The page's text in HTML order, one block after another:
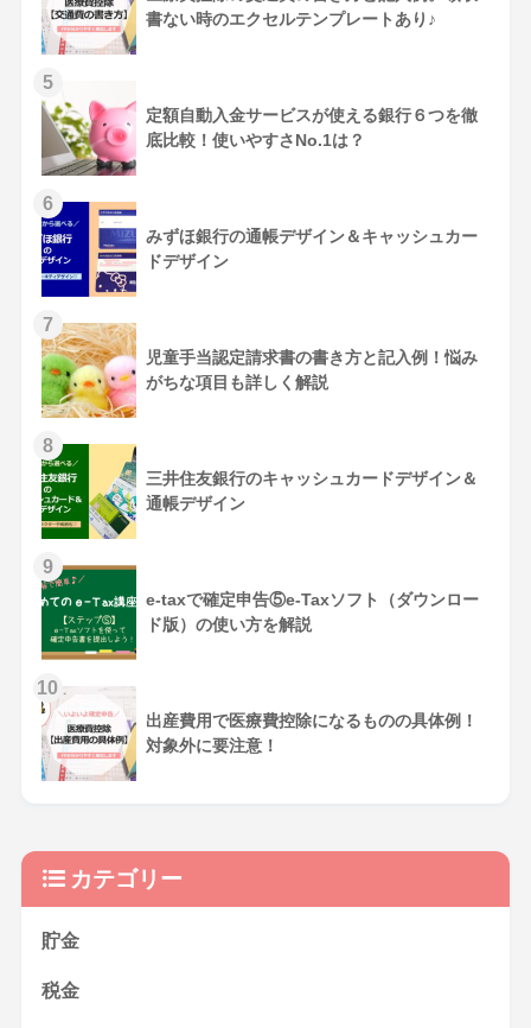
書ない時のエクセルテンプレートあり♪
定額自動入金サービスが使える銀行６つを徹
底比較！使いやすさNo.1は？
みずほ銀行の通帳デザイン＆キャッシュカー
ドデザイン
児童手当認定請求書の書き方と記入例！悩み
がちな項目も詳しく解説
三井住友銀行のキャッシュカードデザイン＆
通帳デザイン
e-taxで確定申告⑤e-Taxソフト（ダウンロー
ド版）の使い方を解説
出産費用で医療費控除になるものの具体例！
対象外に要注意！
カテゴリー
貯金
税金